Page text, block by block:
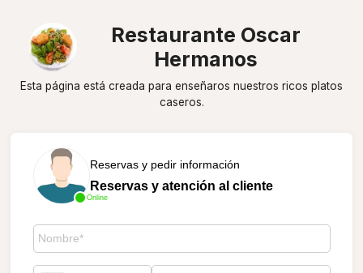
Restaurante Oscar
Hermanos
Esta página está creada para enseñaros nuestros ricos platos
caseros.
Online
Reservas y pedir información
Reservas y atención al cliente